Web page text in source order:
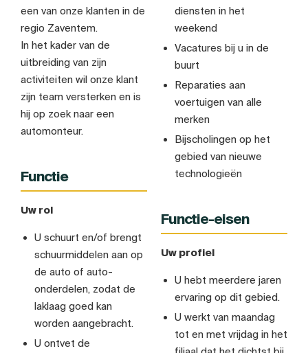
een van onze klanten in de
regio Zaventem.
In het kader van de
uitbreiding van zijn
activiteiten wil onze klant
zijn team versterken en is
hij op zoek naar een
automonteur.
Functie
Uw rol
U schuurt en/of brengt
schuurmiddelen aan op
de auto of auto-
onderdelen, zodat de
laklaag goed kan
worden aangebracht.
U ontvet de
diensten in het
weekend
Vacatures bij u in de
buurt
Reparaties aan
voertuigen van alle
merken
Bijscholingen op het
gebied van nieuwe
technologieën
Functie-eisen
Uw profiel
U hebt meerdere jaren
ervaring op dit gebied.
U werkt van maandag
tot en met vrijdag in het